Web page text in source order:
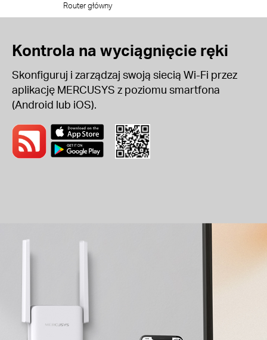
Router główny
Kontrola na wyciągnięcie ręki
Skonfiguruj i zarządzaj swoją siecią Wi-Fi przez
aplikację MERCUSYS z poziomu smartfona
(Android lub iOS).